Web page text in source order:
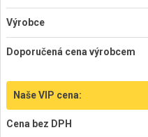
Výrobce
Doporučená cena výrobcem
Naše VIP cena:
Cena bez DPH